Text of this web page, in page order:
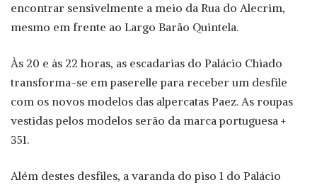
encontrar sensivelmente a meio da Rua do Alecrim,
mesmo em frente ao Largo Barão Quintela.
Às 20 e às 22 horas, as escadarias do Palácio Chiado
transforma-se em paserelle para receber um desfile
com os novos modelos das alpercatas Paez. As roupas
vestidas pelos modelos serão da marca portuguesa +
351.
Além destes desfiles, a varanda do piso 1 do Palácio